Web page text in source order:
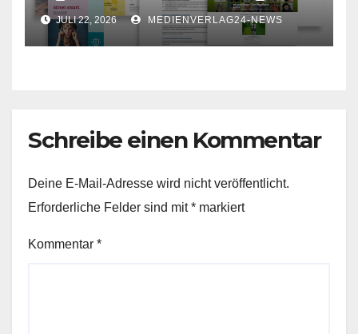
für Ihr Unternehmen
JULI 22, 2026 MEDIENVERLAG24-NEWS
Schreibe einen Kommentar
Deine E-Mail-Adresse wird nicht veröffentlicht.
Erforderliche Felder sind mit* markiert
Kommentar *